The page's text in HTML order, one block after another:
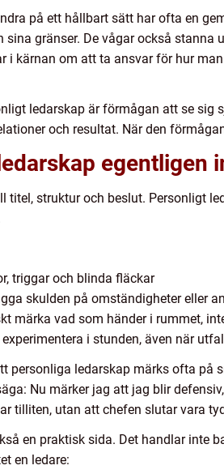
på ett hållbart sätt har ofta en
sina gränser. De vågar också
i kärnan om att ta ansvar för hur
ledarskap är förmågan att se
och resultat. När den
egentligen
titel, struktur och beslut. Personligt
triggar och blinda fläckar
skulden på omständigheter eller
märka vad som händer i rummet,
i stunden, även när
personliga ledarskap märks ofta
Nu märker jag att jag blir
tilliten, utan att chefen slutar vara
en praktisk sida. Det handlar inte
en ledare: